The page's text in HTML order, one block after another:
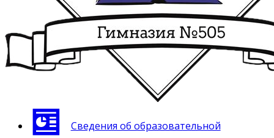
Сведения об образовательной